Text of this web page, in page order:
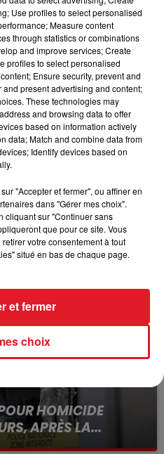
culte ;
;
la sortie des animaux
avec les seules
un meÂme domicile pour
heure et dans un rayon de
a annoncé des
pour effectuer
HOMICIDE
APRÈS LA...
le logement servait
Use profiles to select personalised
Measure content
through statistics or combinations
and improve services; Create
profiles to select personalised
Ensure security, prevent and
present advertising and content;
These technologies may
and browsing data to offer
based on information actively
data; Match and combine data from
Identify devices based on
"Accepter et fermer", ou affiner en
dans "Gérer mes choix".
cliquant sur "Continuer sans
que pour ce site. Vous
votre consentement à tout
situé en bas de chaque page.
choix
et fermer